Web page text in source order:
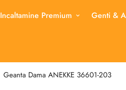
Incaltamine Premium Genti &
Geanta Dama ANEKKE 36601-203